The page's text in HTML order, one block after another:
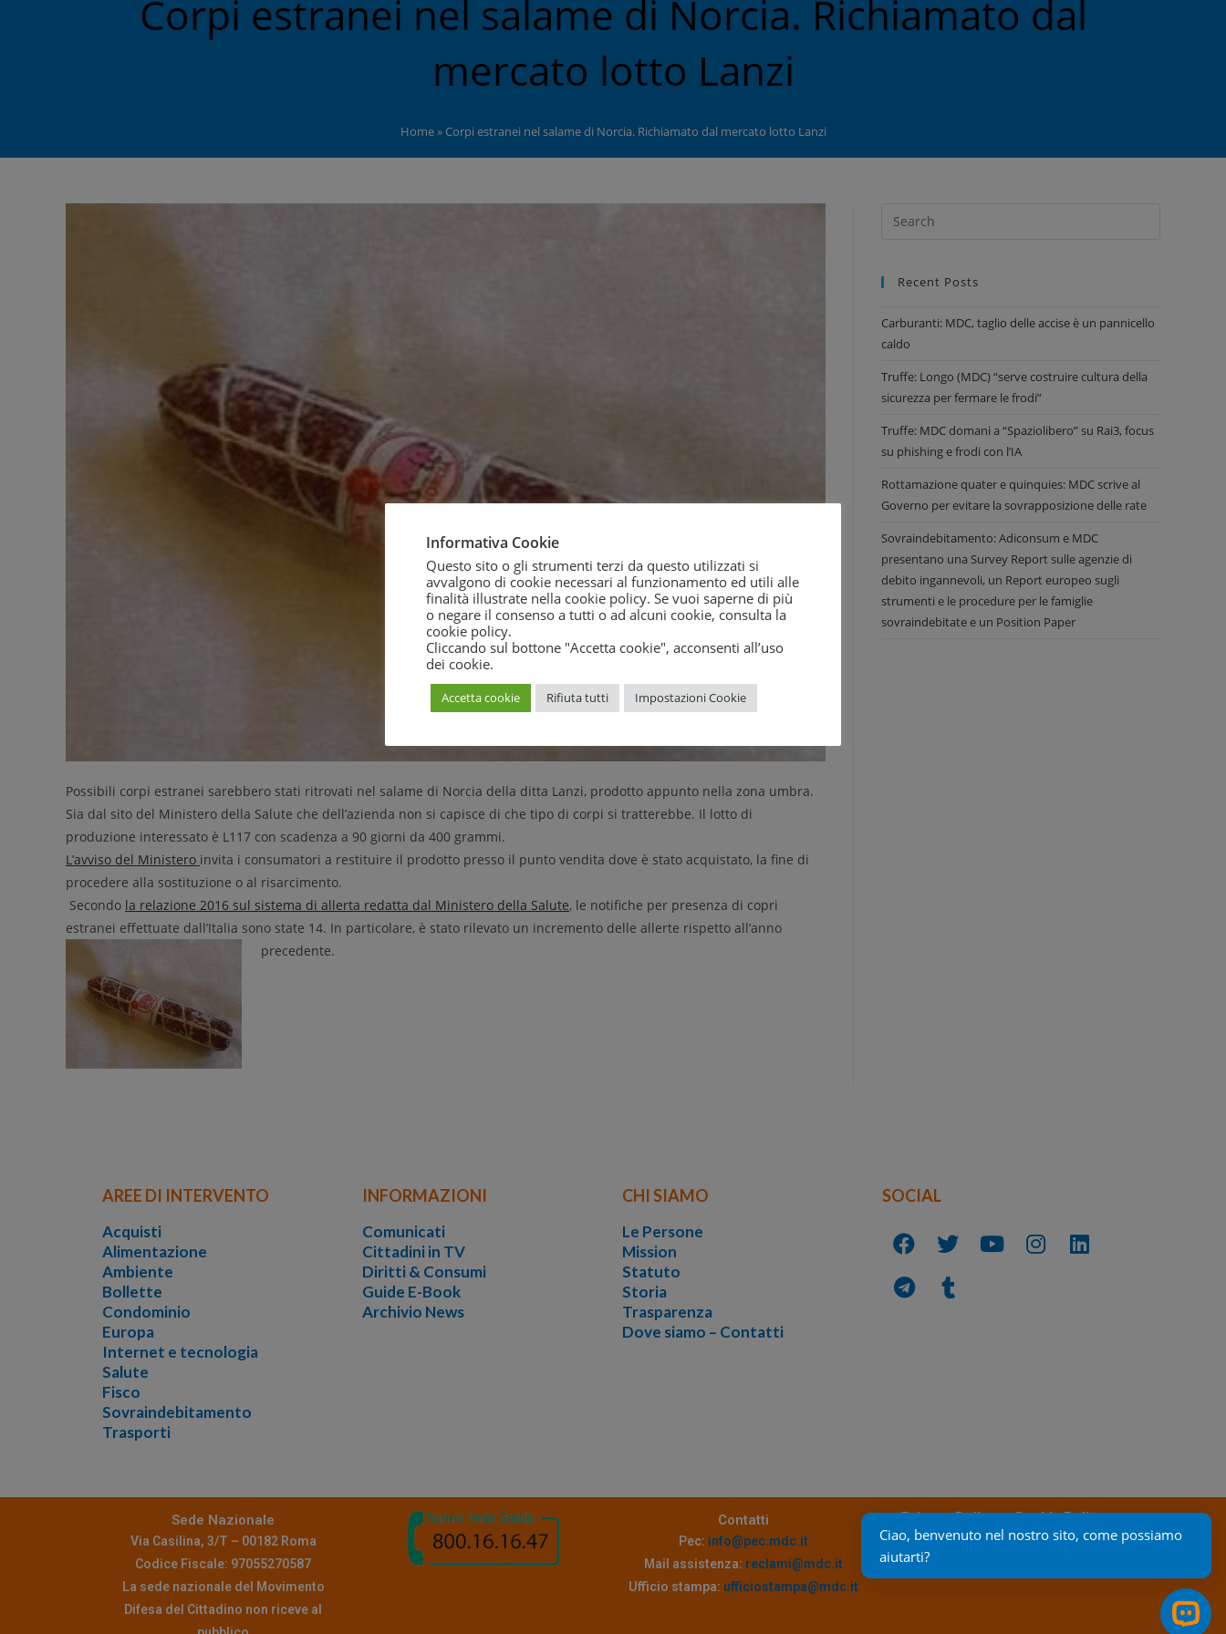
Corpi estranei nel salame di Norcia. Richiamato dal
mercato lotto Lanzi
Home» Corpi estranei nel salame di Norcia. Richiamato dal mercato lotto Lanzi
Possibili corpi estranei sarebbero stati ritrovati nel salame di Norcia della ditta Lanzi, prodotto appunto nella zona umbra.
Sia dal sito del Ministero della Salute che dell’azienda non si capisce di che tipo di corpi si tratterebbe. Il lotto di
produzione interessato è L117 con scadenza a 90 giorni da 400 grammi.
L’avviso del Ministero invita i consumatori a restituire il prodotto presso il punto vendita dove è stato acquistato, la fine di
procedere alla sostituzione o al risarcimento.
Secondo la relazione 2016 sul sistema di allerta redatta dal Ministero della Salute, le notifiche per presenza di copri
estranei effettuate dall’Italia sono state 14. In particolare, è stato rilevato un incremento delle allerte rispetto all’anno
precedente.
Recent Posts
Carburanti: MDC, taglio delle accise è un pannicello
caldo
Truffe: Longo (MDC) “serve costruire cultura della
sicurezza per fermare le frodi”
Truffe: MDC domani a “Spaziolibero” su Rai3, focus
su phishing e frodi con l’IA
Rottamazione quater e quinquies: MDC scrive al
Governo per evitare la sovrapposizione delle rate
Sovraindebitamento: Adiconsum e MDC
presentano una Survey Report sulle agenzie di
debito ingannevoli, un Report europeo sugli
strumenti e le procedure per le famiglie
sovraindebitate e un Position Paper
AREE DI INTERVENTO
Acquisti
Alimentazione
Ambiente
Bollette
Condominio
Europa
Internet e tecnologia
Salute
Fisco
Sovraindebitamento
Trasporti
INFORMAZIONI
Comunicati
Cittadini in TV
Diritti & Consumi
Guide E-Book
Archivio News
CHI SIAMO
Le Persone
Mission
Statuto
Storia
Trasparenza
Dove siamo – Contatti
SOCIAL
Sede Nazionale
Via Casilina, 3/T – 00182 Roma
Codice Fiscale: 97055270587
La sede nazionale del Movimento
Difesa del Cittadino non riceve al
Contatti
Pec: info@pec.mdc.it
Mail assistenza: reclami@mdc.it
Ufficio stampa: ufficiostampa@mdc.it
Privacy Policy Cookie Policy
Informativa Cookie
Questo sito o gli strumenti terzi da questo utilizzati si
avvalgono di cookie necessari al funzionamento ed utili alle
finalità illustrate nella cookie policy. Se vuoi saperne di più
o negare il consenso a tutti o ad alcuni cookie, consulta la
cookie policy.
Cliccando sul bottone "Accetta cookie", acconsenti all’uso
dei cookie.
Accetta cookie Rifiuta tutti Impostazioni Cookie
Open
Ciao, benvenuto nel nostro sito, come possiamo
aiutarti?